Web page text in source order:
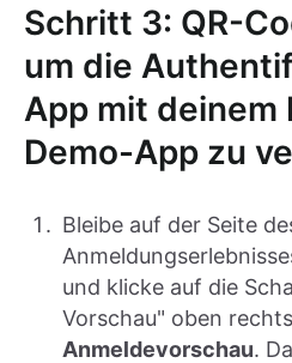
Schritt 3: QR-
um die
App mit deinem
Demo-App zu
Bleibe auf der Seite
und klicke auf die
Vorschau" oben
Anmeldevorschau.